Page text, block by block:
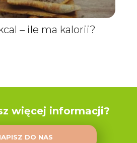
– ile ma kalorii?
więcej informacji?
DO NAS